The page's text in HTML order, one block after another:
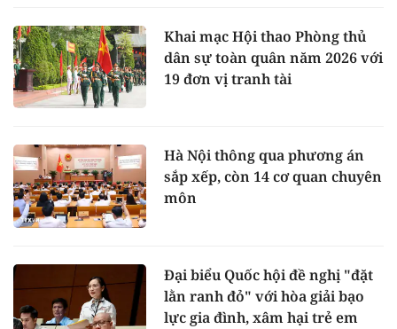
Khai mạc Hội thao Phòng thủ
dân sự toàn quân năm 2026 với
19 đơn vị tranh tài
Hà Nội thông qua phương án
sắp xếp, còn 14 cơ quan chuyên
môn
Đại biểu Quốc hội đề nghị "đặt
lằn ranh đỏ" với hòa giải bạo
lực gia đình, xâm hại trẻ em